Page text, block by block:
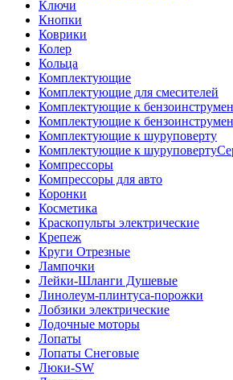
Ключи
Кнопки
Коврики
Колер
Кольца
Комплектующие
Комплектующие для смесителей
Комплектующие к
Комплектующие к
Комплектующие к шуруповерту
Комплектующие к
Компрессоры
Компрессоры для авто
Коронки
Косметика
Краскопульты электрические
Крепеж
Круги Отрезные
Лампочки
Лейки-Шланги Душевые
Линолеум-плинтуса-порожки
Лобзики электрические
Лодочные моторы
Лопаты
Лопаты Снеговые
Люки-SW